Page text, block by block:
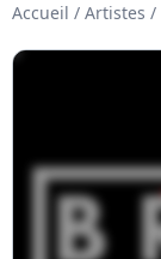
Accueil / Artistes /